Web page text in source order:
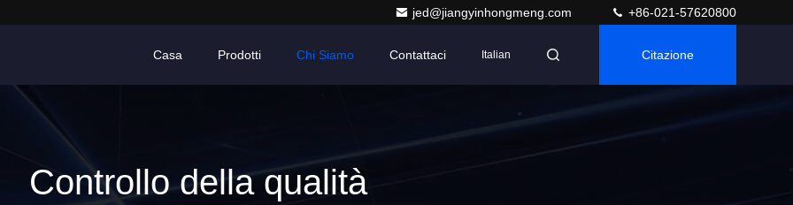
jed@jiangyinhongmeng.com +86-021-57620800
Casa Prodotti Chi Siamo Contattaci Italian Citazione
Controllo della qualità